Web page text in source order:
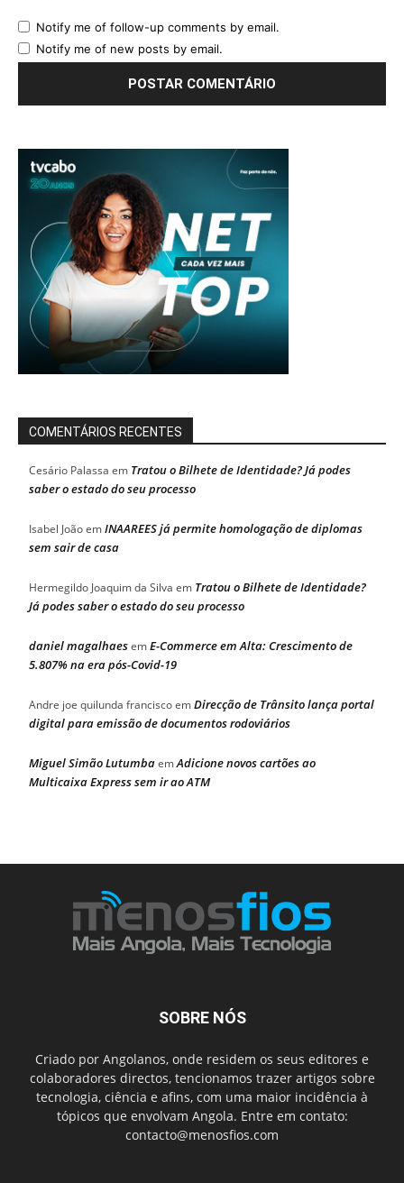
Notify me of follow-up comments by email.
Notify me of new posts by email.
COMENTÁRIOS RECENTES
Cesário Palassa em Tratou o Bilhete de Identidade? Já podes
saber o estado do seu processo
Isabel JoãoemINAAREES já permite homologação de diplomas
sem sair de casa
Hermegildo Joaquim da Silva em Tratou o Bilhete de Identidade?
Já podes saber o estado do seu processo
daniel magalhaesemE-Commerce em Alta: Crescimento de
5.807% na era pós-Covid-19
Andre joe quilunda franciscoemDirecção de Trânsito lança portal
digital para emissão de documentos rodoviários
Miguel Simão LutumbaemAdicione novos cartões ao
Multicaixa Express sem ir ao ATM
SOBRE NÓS
Criado por Angolanos, onde residem os seus editores e
colaboradores directos, tencionamos trazer artigos sobre
tecnologia, ciência e afins, com uma maior incidência à
tópicos que envolvam Angola. Entre em contato:
contacto@menosfios.com